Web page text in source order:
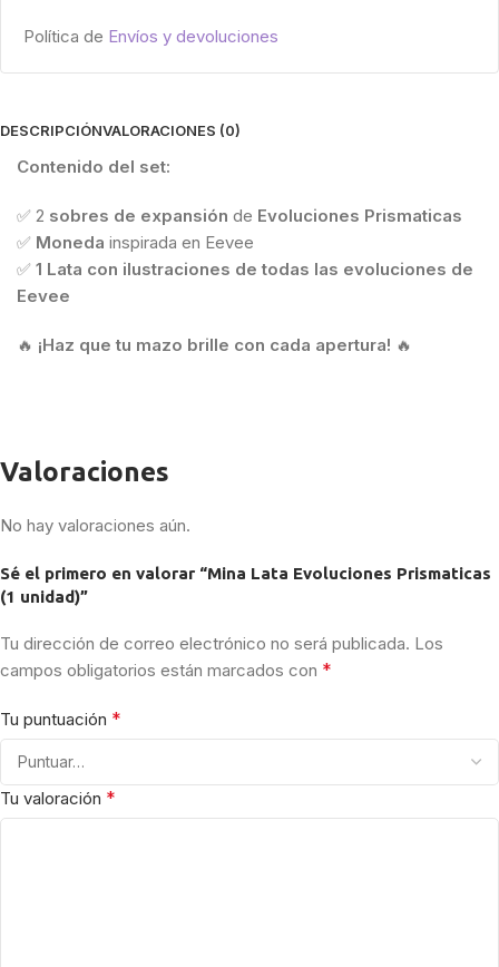
Política de Envíos y devoluciones
DESCRIPCIÓNVALORACIONES (0)
Contenido del set:
✅ 2 sobres de expansión de Evoluciones Prismaticas
✅ Moneda inspirada en Eevee
✅ 1 Lata con ilustraciones de todas las evoluciones de
Eevee
🔥 ¡Haz que tu mazo brille con cada apertura! 🔥
Valoraciones
No hay valoraciones aún.
Sé el primero en valorar “Mina Lata Evoluciones Prismaticas
(1 unidad)”
Tu dirección de correo electrónico no será publicada. Los
campos obligatorios están marcados con *
Tu puntuación *
Tu valoración *